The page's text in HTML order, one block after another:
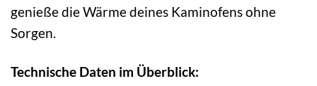
genieße die Wärme deines Kaminofens ohne
Sorgen.
Technische Daten im Überblick: